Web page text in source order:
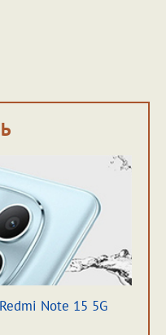
Note 15 5G